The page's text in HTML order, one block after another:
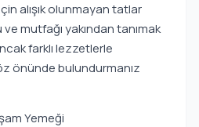
alışık olunmayan tatlar
mutfağı yakından tanımak
farklı lezzetlerle
önünde bulundurmanız
Yemeği